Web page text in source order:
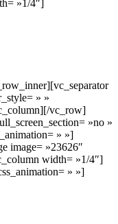
»1/4″]
» »
vc_row]
»no »
» »]
image= »23626″
width= »1/4″]
» »]